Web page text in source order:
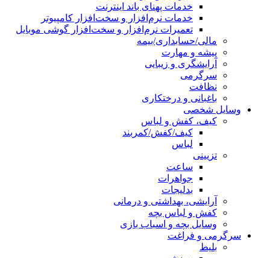
خدمات پهنای باند اینترنت
خدمات نرم‌افزار و سخت‌افزار کامپیوتر
تعمیرات نرم‌افزار و سخت‌افزار گوشی موبایل
مالی/حسابداری/بیمه
پیشه و مهارت
آرایشگری و زیبایی
سرگرمی
نظافت
باغبانی و درختکاری
وسایل شخصی
کیف، کفش و لباس
کیف/کفش/کمربند
لباس
تزیینی
ساعت
جواهرات
بدلیجات
آرایشی، بهداشتی و درمانی
کفش و لباس بچه
وسایل بچه و اسباب بازی
سرگرمی و فراغت
بلیط